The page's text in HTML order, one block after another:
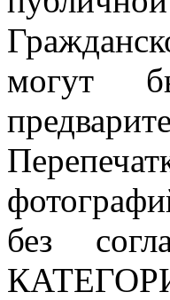
могут
без